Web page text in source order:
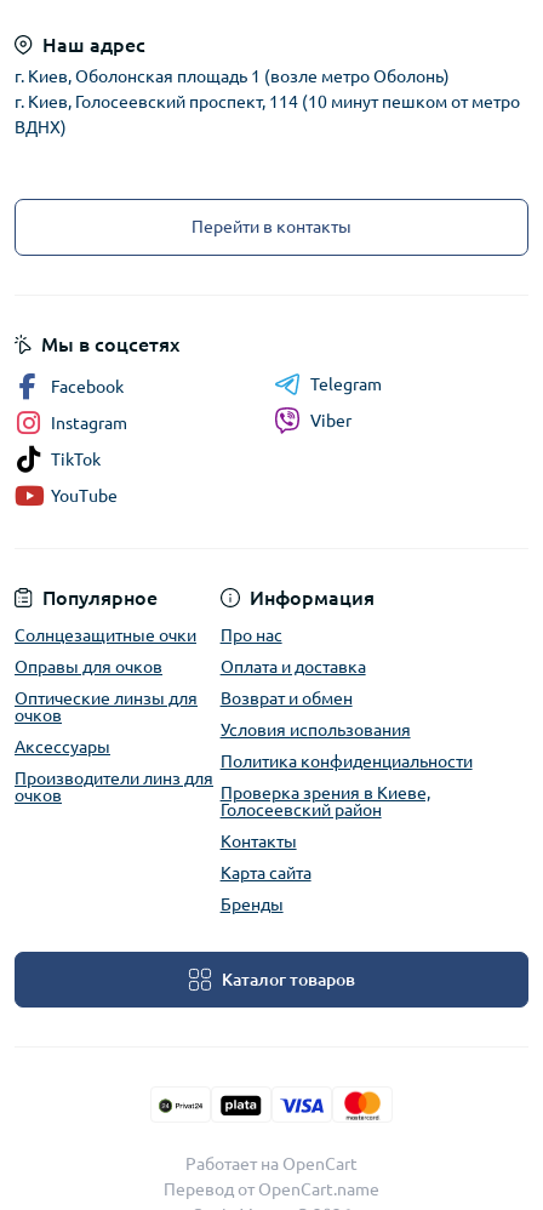
Наш адрес
г. Киев, Оболонская площадь 1 (возле метро Оболонь)
г. Киев, Голосеевский проспект, 114 (10 минут пешком от метро
ВДНХ)
Перейти в контакты
Популярное
Солнцезащитные очки
Оправы для очков
Оптические линзы для
очков
Аксессуары
Производители линз для
очков
Информация
Про нас
Оплата и доставка
Возврат и обмен
Условия использования
Политика конфиденциальности
Проверка зрения в Киеве,
Голосеевский район
Контакты
Карта сайта
Бренды
Каталог товаров
Мы в соцсетях
Facebook
Instagram
TikTok
YouTube
Telegram
Viber
Работает на OpenCart
Перевод отOpenCart.name